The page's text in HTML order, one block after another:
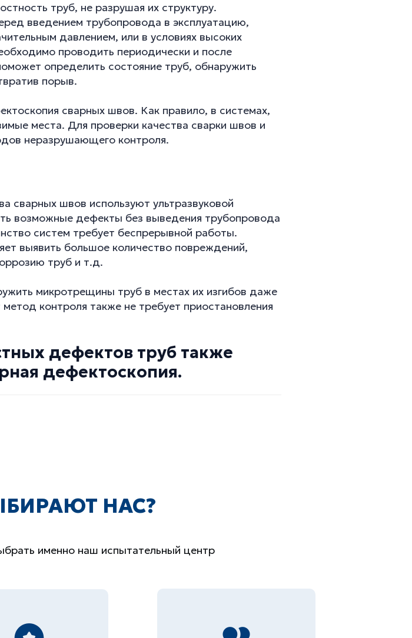
труб, не разрушая их структуру.
введением трубопровода в эксплуатацию,
давлением, или в условиях высоких
проводить периодически и после
определить состояние труб, обнаружить
порыв.
сварных швов. Как правило, в системах,
места. Для проверки качества сварки швов и
неразрушающего контроля.
сварных швов используют ультразвуковой
возможные дефекты без выведения трубопровода
систем требует беспрерывной работы.
выявить большое количество повреждений,
труб и т.д.
микротрещины труб в местах их изгибов даже
контроля также не требует приостановления
дефектов труб также
дефектоскопия.
именно наш испытательный центр
НАС?